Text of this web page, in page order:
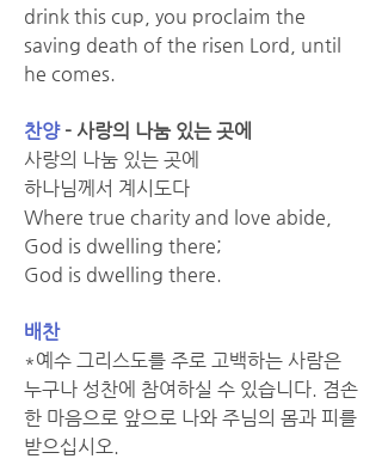
drink this cup, you proclaim the
saving death of the risen Lord, until
he comes.
찬양 - 사랑의 나눔 있는 곳에
사랑의 나눔 있는 곳에
하나님께서 계시도다
Where true charity and love abide,
God is dwelling there;
God is dwelling there.
배찬
*예수 그리스도를 주로 고백하는 사람은
누구나 성찬에 참여하실 수 있습니다. 겸손
한 마음으로 앞으로 나와 주님의 몸과 피를
받으십시오.